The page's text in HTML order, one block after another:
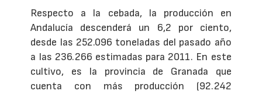
Respecto a la cebada, la producción en
Andalucía descenderá un 6,2 por ciento,
desde las 252.096 toneladas del pasado año
a las 236.266 estimadas para 2011. En este
cultivo, es la provincia de Granada que
cuenta con más producción (92.242